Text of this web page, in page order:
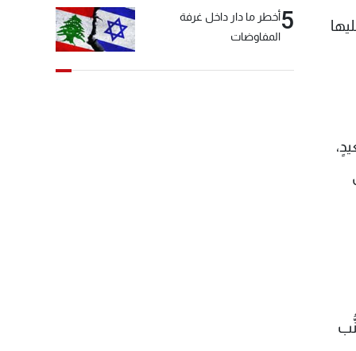
5أخطر ما دار داخل غرفة
المفاوضات